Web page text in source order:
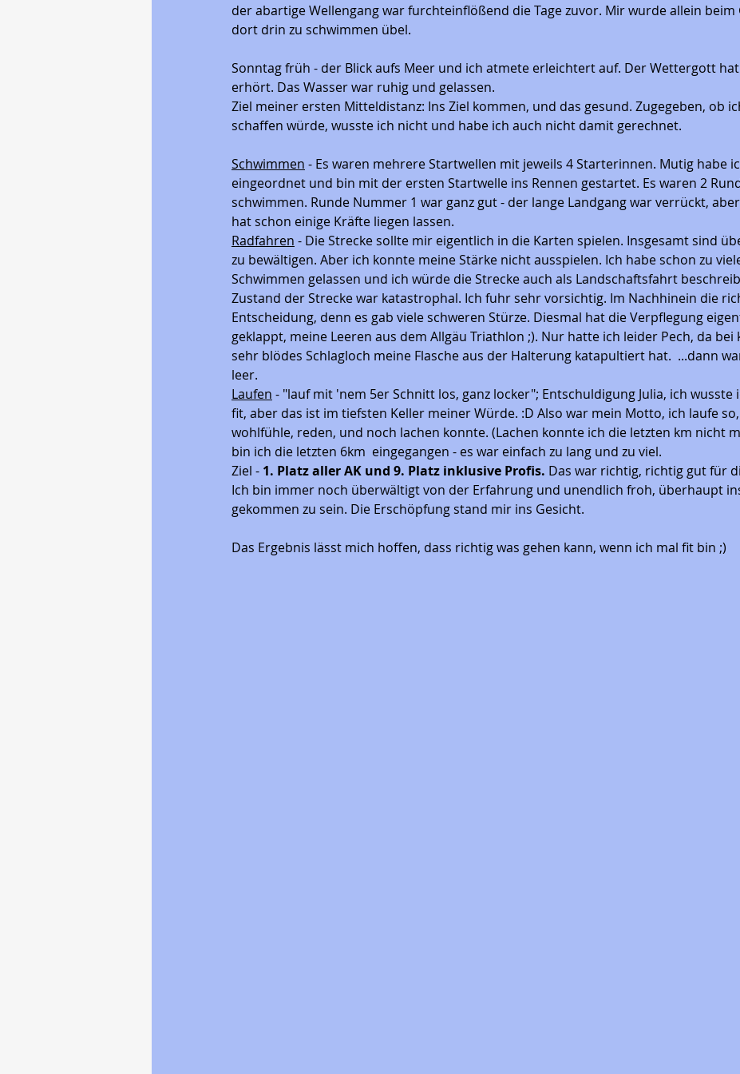
der abartige Wellengang war furchteinflößend die Tage zuvor. Mir wurde allein beim
dort drin zu schwimmen übel.
Sonntag früh - der Blick aufs Meer und ich atmete erleichtert auf. Der Wettergott
erhört. Das Wasser war ruhig und gelassen.
Ziel meiner ersten Mitteldistanz: Ins Ziel kommen, und das gesund. Zugegeben, ob
schaffen würde, wusste ich nicht und habe ich auch nicht damit gerechnet.
Schwimmen - Es waren mehrere Startwellen mit jeweils 4 Starterinnen. Mutig habe
eingeordnet und bin mit der ersten Startwelle ins Rennen gestartet. Es waren 2
schwimmen. Runde Nummer 1 war ganz gut - der lange Landgang war verrückt,
hat schon einige Kräfte liegen lassen.
Radfahren - Die Strecke sollte mir eigentlich in die Karten spielen. Insgesamt sind
zu bewältigen. Aber ich konnte meine Stärke nicht ausspielen. Ich habe schon zu
Schwimmen gelassen und ich würde die Strecke auch als Landschaftsfahrt
Zustand der Strecke war katastrophal. Ich fuhr sehr vorsichtig. Im Nachhinein die
Entscheidung, denn es gab viele schweren Stürze. Diesmal hat die Verpflegung
geklappt, meine Leeren aus dem Allgäu Triathlon ;). Nur hatte ich leider Pech, da bei
sehr blödes Schlagloch meine Flasche aus der Halterung katapultiert hat.  ...dann
leer.
Laufen - "lauf mit 'nem 5er Schnitt los, ganz locker"; Entschuldigung Julia, ich wusste
fit, aber das ist im tiefsten Keller meiner Würde. :D Also war mein Motto, ich laufe
wohlfühle, reden, und noch lachen konnte. (Lachen konnte ich die letzten km nicht
bin ich die letzten 6km  eingegangen - es war einfach zu lang und zu viel.
Ziel - 1. Platz aller AK und 9. Platz inklusive Profis. Das war richtig, richtig gut für
Ich bin immer noch überwältigt von der Erfahrung und unendlich froh, überhaupt
gekommen zu sein. Die Erschöpfung stand mir ins Gesicht.
Das Ergebnis lässt mich hoffen, dass richtig was gehen kann, wenn ich mal fit bin ;)